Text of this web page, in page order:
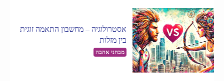
אסטרולוגיה – מחשבון התאמה זוגית
בין מזלות
מבחני אהבה